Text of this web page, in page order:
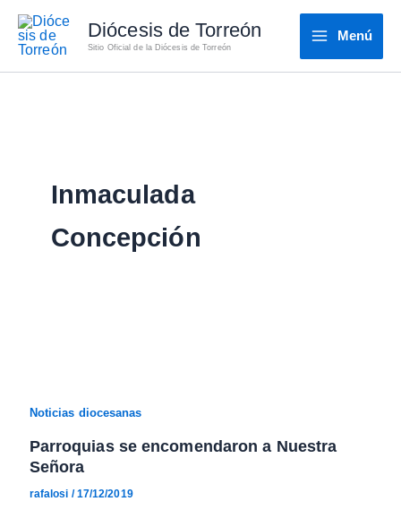
contenido
Diócesis de Torreón
Sitio Oficial de la Diócesis de Torreón
Menú
Inmaculada
Concepción
Noticias diocesanas
Parroquias se encomendaron a Nuestra
Señora
rafalosi /17/12/2019